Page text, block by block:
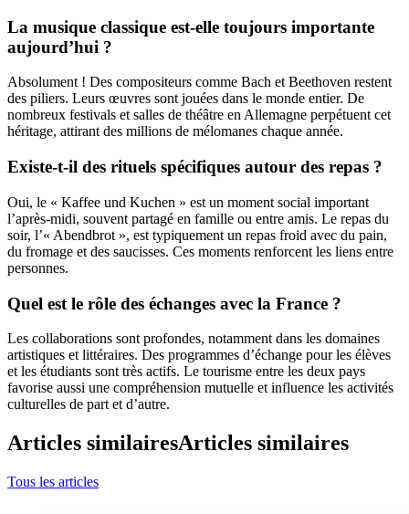
La musique classique est-elle toujours importante
aujourd’hui ?
Absolument ! Des compositeurs comme Bach et Beethoven restent
des piliers. Leurs œuvres sont jouées dans le monde entier. De
nombreux festivals et salles de théâtre en Allemagne perpétuent cet
héritage, attirant des millions de mélomanes chaque année.
Existe-t-il des rituels spécifiques autour des repas ?
Oui, le « Kaffee und Kuchen » est un moment social important
l’après-midi, souvent partagé en famille ou entre amis. Le repas du
soir, l’« Abendbrot », est typiquement un repas froid avec du pain,
du fromage et des saucisses. Ces moments renforcent les liens entre
personnes.
Quel est le rôle des échanges avec la France ?
Les collaborations sont profondes, notamment dans les domaines
artistiques et littéraires. Des programmes d’échange pour les élèves
et les étudiants sont très actifs. Le tourisme entre les deux pays
favorise aussi une compréhension mutuelle et influence les activités
culturelles de part et d’autre.
Articles similairesArticles similaires
Tous les articles